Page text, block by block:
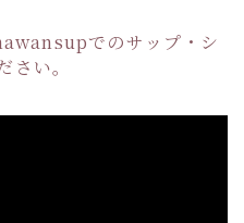
でのサップ・シ
さい。